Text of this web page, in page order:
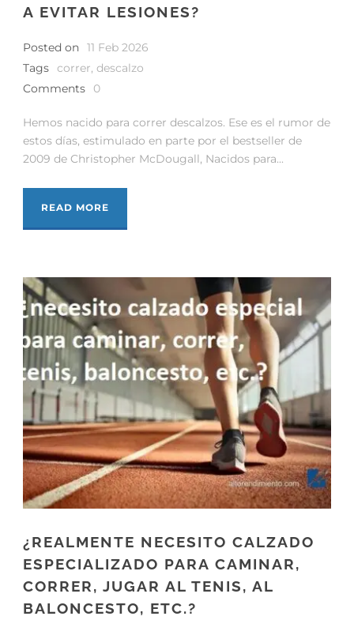
A EVITAR LESIONES?
Posted on 11 Feb 2026
Tags correr, descalzo
Comments
0
Hemos nacido para correr descalzos. Ese es el rumor de
estos días, estimulado en parte por el bestseller de
2009 de Christopher McDougall, Nacidos para...
READ MORE
¿REALMENTE NECESITO CALZADO
ESPECIALIZADO PARA CAMINAR,
CORRER, JUGAR AL TENIS, AL
BALONCESTO, ETC.?